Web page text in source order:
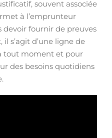
souvent associée
à l’emprunteur
devoir fournir de preuves
s’agit d’une ligne de
tout moment et pour
des besoins quotidiens